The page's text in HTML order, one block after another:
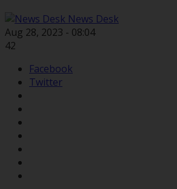
News Desk
Aug 28, 2023 - 08:04
42
Facebook
Twitter